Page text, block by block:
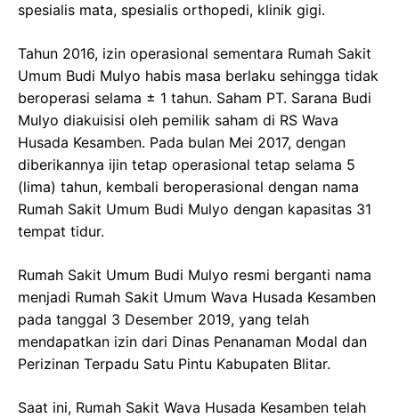
spesialis mata, spesialis orthopedi, klinik gigi.
Tahun 2016, izin operasional sementara Rumah Sakit
Umum Budi Mulyo habis masa berlaku sehingga tidak
beroperasi selama ± 1 tahun. Saham PT. Sarana Budi
Mulyo diakuisisi oleh pemilik saham di RS Wava
Husada Kesamben. Pada bulan Mei 2017, dengan
diberikannya ijin tetap operasional tetap selama 5
(lima) tahun, kembali beroperasional dengan nama
Rumah Sakit Umum Budi Mulyo dengan kapasitas 31
tempat tidur.
Rumah Sakit Umum Budi Mulyo resmi berganti nama
menjadi Rumah Sakit Umum Wava Husada Kesamben
pada tanggal 3 Desember 2019, yang telah
mendapatkan izin dari Dinas Penanaman Modal dan
Perizinan Terpadu Satu Pintu Kabupaten Blitar.
Saat ini, Rumah Sakit Wava Husada Kesamben telah